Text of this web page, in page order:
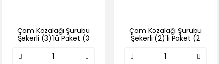
Çam Kozalağı Şurubu
Şekerli (3)'lü Paket (3
Çam Kozalağı Şurubu
Şekerli (2)'li Paket (2